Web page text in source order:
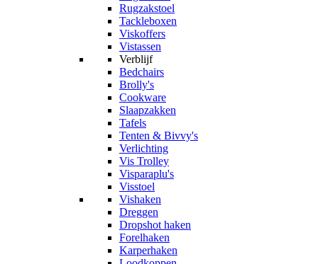
Rugzakstoel
Tackleboxen
Viskoffers
Vistassen
Verblijf
Bedchairs
Brolly's
Cookware
Slaapzakken
Tafels
Tenten & Bivvy's
Verlichting
Vis Trolley
Visparaplu's
Visstoel
Vishaken
Dreggen
Dropshot haken
Forelhaken
Karperhaken